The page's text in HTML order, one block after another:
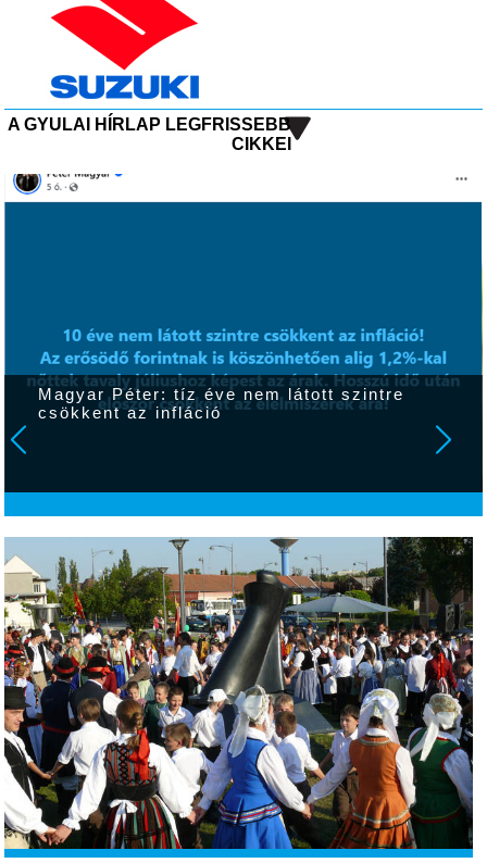
A GYULAI HÍRLAP LEGFRISSEBB
CIKKEI
Magyar Péter: tíz éve nem látott szintre
csökkent az infláció